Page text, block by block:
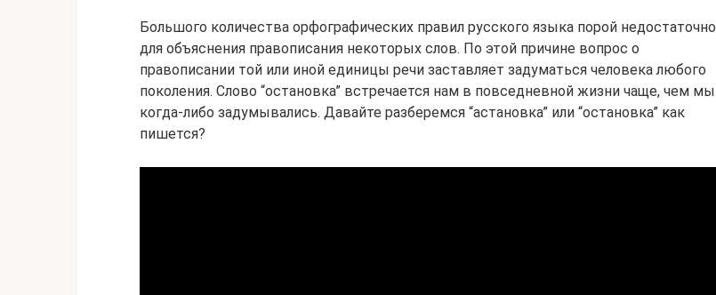
Большого количества орфографических правил русского языка порой недостаточно
для объяснения правописания некоторых слов. По этой причине вопрос о
правописании той или иной единицы речи заставляет задуматься человека любого
поколения. Слово “остановка” встречается нам в повседневной жизни чаще, чем мы
когда-либо задумывались. Давайте разберемся “астановка” или “остановка” как
пишется?